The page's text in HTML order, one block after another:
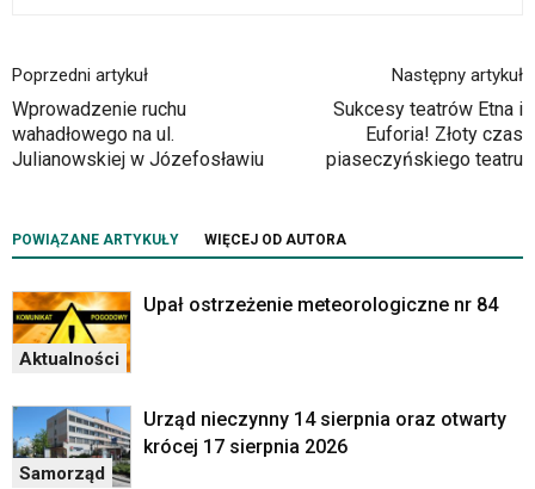
Poprzedni artykuł
Wprowadzenie ruchu
wahadłowego na ul.
Julianowskiej w Józefosławiu
Następny artykuł
Sukcesy teatrów Etna i
Euforia! Złoty czas
piaseczyńskiego teatru
POWIĄZANE ARTYKUŁY WIĘCEJ OD AUTORA
Aktualności
Upał ostrzeżenie meteorologiczne nr 84
Samorząd
Urząd nieczynny 14 sierpnia oraz otwarty
krócej 17 sierpnia 2026